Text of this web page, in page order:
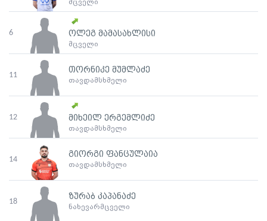
მცველი
6 ოლეგ მამასახლისი
მცველი
11
თორნიკე მუმლაძე
თავდამსხმელი
12 მიხეილ ერგემლიძე
თავდამსხმელი
14
გიორგი ფანცულაია
თავდამსხმელი
18
ზურაბ კაპანაძე
ნახევარმცველი